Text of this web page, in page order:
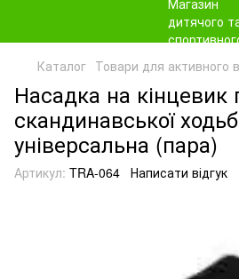
Каталог Товари для активного
Насадка на
скандинавської
універсальна (пара)
Артикул: TRA-064 Написати відгук